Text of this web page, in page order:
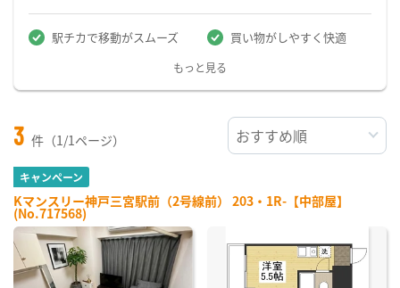
駅チカで移動がスムーズ 買い物がしやすく快適
もっと見る
3 件（1/1ページ）
キャンペーン
Kマンスリー神戸三宮駅前（2号線前） 203・1R-【中部屋】
(No.717568)